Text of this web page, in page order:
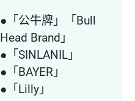
●「公牛牌」「Bull
Head Brand」
●「SINLANIL」
●「BAYER」
●「Lilly」